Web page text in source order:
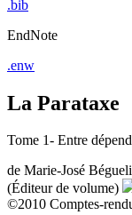
.bib
EndNote
.enw
La Parataxe
Tome 1- Entre
de Marie-José
(Éditeur de volume)
©2010 Comptes-